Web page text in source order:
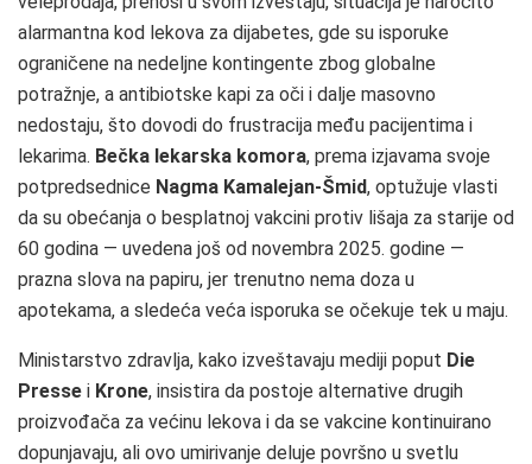
alarmantna kod lekova za dijabetes, gde su isporuke
ograničene na nedeljne kontingente zbog globalne
potražnje, a antibiotske kapi za oči i dalje masovno
nedostaju, što dovodi do frustracija među pacijentima i
lekarima. Bečka lekarska komora, prema izjavama svoje
potpredsednice Nagma Kamalejan-Šmid, optužuje vlasti
da su obećanja o besplatnoj vakcini protiv lišaja za starije od
60 godina — uvedena još od novembra 2025. godine —
prazna slova na papiru, jer trenutno nema doza u
apotekama, a sledeća veća isporuka se očekuje tek u maju.
Ministarstvo zdravlja, kako izveštavaju mediji poput Die
Presse i Krone, insistira da postoje alternative drugih
proizvođača za većinu lekova i da se vakcine kontinuirano
dopunjavaju, ali ovo umirivanje deluje površno u svetlu